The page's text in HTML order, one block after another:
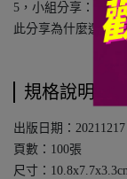
5，小組分享：挑一
此分享為什麼選擇
規格說明
出版日期：20211217
頁數：100張
尺寸：